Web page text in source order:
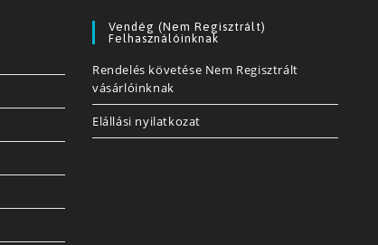
Vendég (nem Regisztrált)
Felhasználóinknak
Rendelés követése Nem Regisztrált
vásárlóinknak
Elállási nyilatkozat